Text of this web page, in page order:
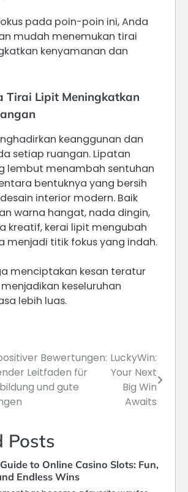
pada poin-poin ini, Anda
mudah menemukan tirai
kenyamanan dan
Tirai Lipit Meningkatkan
keanggunan dan
setiap ruangan. Lipatan
lembut menambah sentuhan
bentuknya yang bersih
interior modern. Baik
warna hangat, nada dingin,
kreatif, kerai lipit mengubah
menjadi titik fokus yang indah.
menciptakan kesan teratur
keseluruhan
lebih luas.
Bewertungen:
Leitfaden für
und gute
LuckyWin:
Your Next
Big Win
Awaits
Posts
to Online Casino Slots: Fun,
Endless Wins